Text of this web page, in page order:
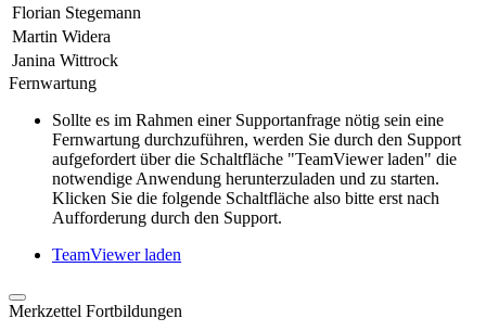
Florian Stegemann
Martin Widera
Janina Wittrock
Fernwartung
Sollte es im Rahmen einer Supportanfrage nötig sein eine
Fernwartung durchzuführen, werden Sie durch den Support
aufgefordert über die Schaltfläche "TeamViewer laden" die
notwendige Anwendung herunterzuladen und zu starten.
Klicken Sie die folgende Schaltfläche also bitte erst nach
Aufforderung durch den Support.
TeamViewer laden
Merkzettel Fortbildungen